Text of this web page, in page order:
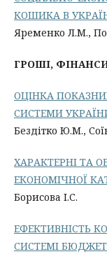
КОШИКА В
Яременко Л.М.,
ГРОШІ,
ОЦІНКА
СИСТЕМИ
Бездітко Ю.М.,
ХАРАКТЕРНІ ТА
ЕКОНОМІЧНОЇ
Борисова І.С.
ЕФЕКТИВНІСТЬ
СИСТЕМІ